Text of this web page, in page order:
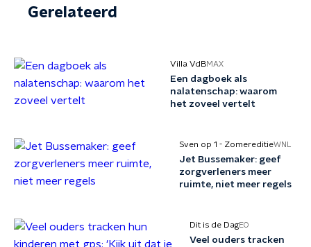
Gerelateerd
Villa VdBMAX
Een dagboek als
nalatenschap: waarom
het zoveel vertelt
Sven op 1 - ZomereditieWNL
Jet Bussemaker: geef
zorgverleners meer
ruimte, niet meer regels
Dit is de DagEO
Veel ouders tracken